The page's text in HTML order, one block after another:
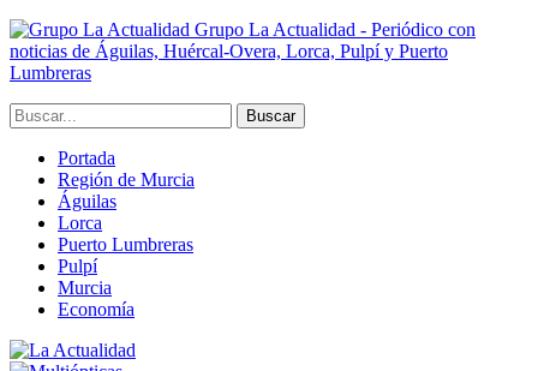
Grupo La Actualidad - Periódico con
noticias de Águilas, Huércal-Overa, Lorca, Pulpí y Puerto
Lumbreras
Portada
Región de Murcia
Águilas
Lorca
Puerto Lumbreras
Pulpí
Murcia
Economía